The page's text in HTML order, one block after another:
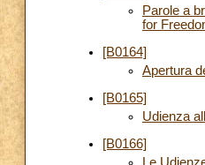
Parole a
for
[B0164]
Apertura
[B0165]
Udienza
[B0166]
Le